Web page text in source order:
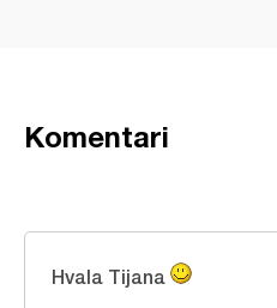
Komentari
Hvala Tijana